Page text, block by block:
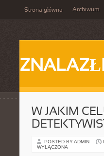
Strona główna Archiwum
W JAKIM
POSTED BY ADMIN
WYŁĄCZONA